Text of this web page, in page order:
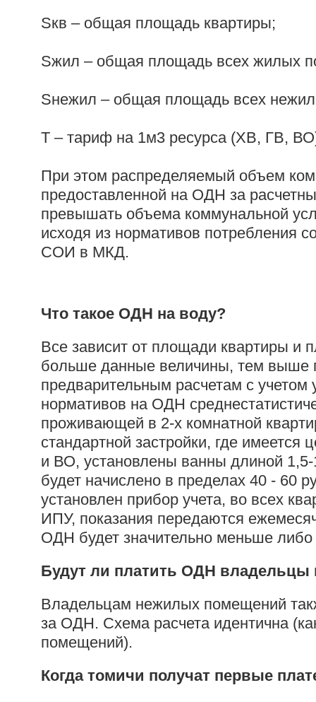
Sкв – общая площадь квартиры;
Sжил – общая площадь всех жилых
Sнежил – общая площадь всех
Т – тариф на 1м3 ресурса (ХВ, ГВ,
При этом распределяемый объем
предоставленной на ОДН за
превышать объема коммунальной
исходя из нормативов потребления
СОИ в МКД.
Что такое ОДН на воду?
Все зависит от площади квартиры
больше данные величины, тем выше
предварительным расчетам с учетом
нормативов на ОДН
проживающей в 2-х комнатной
стандартной застройки, где имеется
и ВО, установлены ванны длиной
будет начислено в пределах 40 - 60
установлен прибор учета, во всех
ИПУ, показания передаются
ОДН будет значительно меньше либо
Будут ли платить ОДН
Владельцам нежилых помещений
за ОДН. Схема расчета идентична
помещений).
Когда томичи получат первые